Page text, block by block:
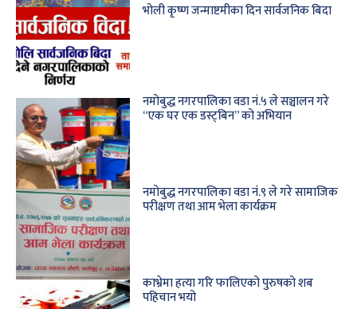
भोली कृष्ण जन्माष्टमीका दिन सार्वजनिक बिदा
नमोबुद्ध नगरपालिका वडा नं.५ ले सञ्चालन गरे
“एक घर एक डस्ट्बिन” को अभियान
नमोबुद्ध नगरपालिका वडा नंं.९ ले गरे सामाजिक
परीक्षण तथा आम भेला कार्यक्रम
काभ्रेमा हत्या गरि फालिएको पुरुषको शब
पहिचान भयो